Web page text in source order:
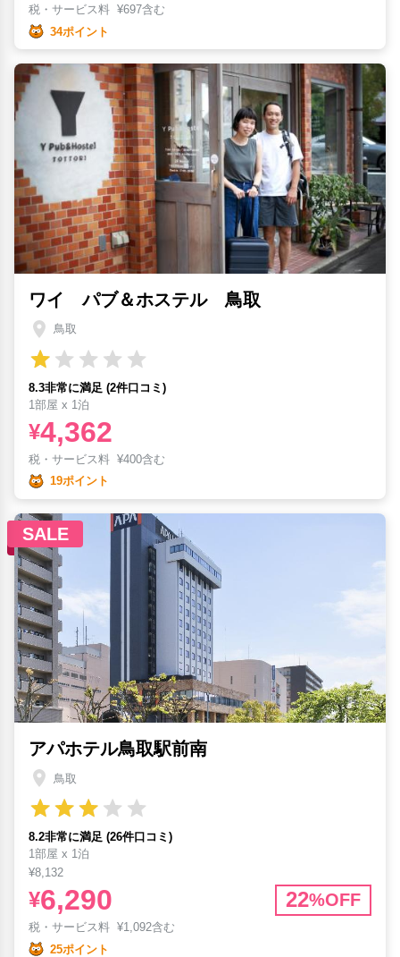
税・サービス料 ¥697含む
34ポイント
ワイ パブ＆ホステル 鳥取
鳥取
8.3非常に満足 (2件口コミ)
1部屋 x 1泊
¥4,362
税・サービス料 ¥400含む
19ポイント
SALE
アパホテル鳥取駅前南
鳥取
8.2非常に満足 (26件口コミ)
1部屋 x 1泊
¥8,132
¥6,290 22%OFF
税・サービス料 ¥1,092含む
25ポイント